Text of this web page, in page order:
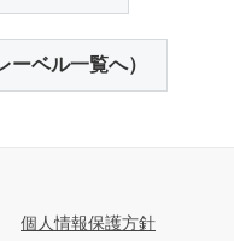
ベル一覧へ）
個人情報保護方針